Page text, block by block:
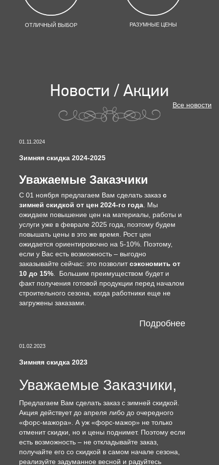
ОТЛИЧНЫЙ ВЫБОР РАЗУМНЫЕ ЦЕНЫ
Новости / Акции
Все новости
01.11.2024
Зимняя скидка 2024-2025
Уважаемые Заказчики
С 01 ноября предлагаем Вам сделать заказ с
зимней скидкой от цен 2024-го года . Мы
ожидаем повышение цен на материалы, работы и
услуги уже в феврале 2025 года, поэтому будем
повышать цены в это же время. Рост цен
ожидается ориентировочно на 5-10%. Поэтому,
если у Вас есть возможность – выгодно
заказывайте сейчас: это позволитсэкономить от
10 до 15% . Большим преимуществом будет и
факт получения готовой продукции перед началом
строительного сезона, когда работники еще не
загружены заказами.
Подробнее
01.02.2023
Зимняя скидка 2023
Уважаемые Заказчики,
Предлагаем Вам сделать заказ с зимней скидкой.
Акция действует до апреля либо до очередного
«форс-мажора». А уж «форс-мажор» не только
отменит скидки, но и цены поднимет. Поэтому если
есть возможность – не откладывайте заказ,
получайте его со скидкой в самом начале сезона,
реализуйте задуманное весной и радуйтесь